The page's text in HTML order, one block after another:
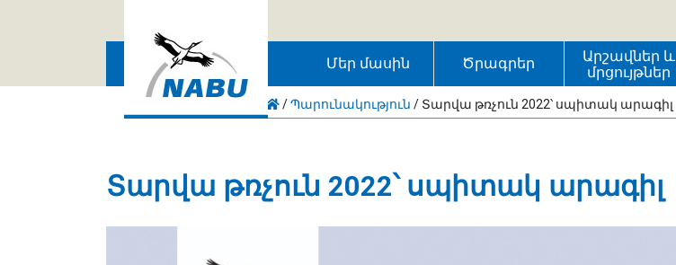
Մեր մասին Ծրագրեր
Արշավներ և
մրցույթներ
/Պարունակություն / Տարվա թռչուն 2022՝ սպիտակ արագիլ
Տարվա թռչուն 2022՝ սպիտակ արագիլ